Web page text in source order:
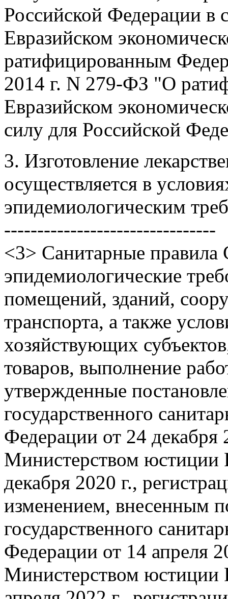
Российской Федерации в
Евразийском
ратифицированным
2014 г. N 279-ФЗ "О
Евразийском
силу для Российской
3. Изготовление
осуществляется в
эпидемиологическим
--------------------------------
<3> Санитарные
эпидемиологические
помещений, зданий,
транспорта, а также
хозяйствующих
товаров, выполнение
утвержденные
государственного
Федерации от 24 декабря
Министерством юстиции
декабря 2020 г.,
изменением, внесенным
государственного
Федерации от 14 апреля
Министерством юстиции